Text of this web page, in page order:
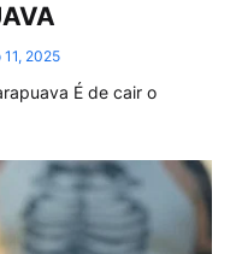
2025
É de cair o